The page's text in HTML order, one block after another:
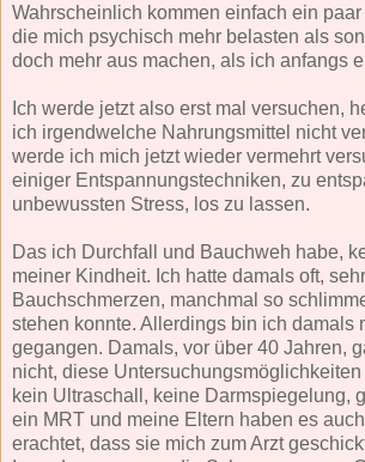
Wahrscheinlich kommen einfach ein
die mich psychisch mehr belasten als
doch mehr aus machen, als ich anfangs
Ich werde jetzt also erst mal versuchen,
ich irgendwelche Nahrungsmittel nicht
werde ich mich jetzt wieder vermehrt
einiger Entspannungstechniken, zu
unbewussten Stress, los zu lassen.
Das ich Durchfall und Bauchweh habe,
meiner Kindheit. Ich hatte damals oft,
Bauchschmerzen, manchmal so
stehen konnte. Allerdings bin ich damals
gegangen. Damals, vor über 40 Jahren,
nicht, diese
kein Ultraschall, keine Darmspiegelung,
ein MRT und meine Eltern haben es
erachtet, dass sie mich zum Arzt